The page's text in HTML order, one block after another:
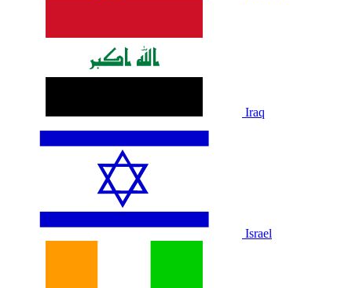
Iraq
Israel